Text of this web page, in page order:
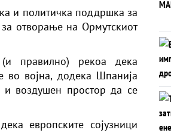
и политичка поддршка за
отворање на Ормутскиот
(и правилно) рекоа дека
во војна, додека Шпанија
воздушен простор да се
европските сојузници